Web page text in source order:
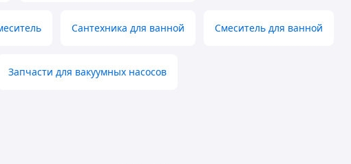
Сантехника для ванной Смеситель для ванной
Запчасти для вакуумных насосов